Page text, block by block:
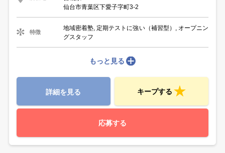
仙台市青葉区下愛子字町3-2
特徴
地域密着塾, 定期テストに強い（補習型）, オープニン
グスタッフ
もっと見る
詳細を見る キープする
応募する